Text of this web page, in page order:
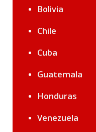
Bolivia
Chile
Cuba
Guatemala
Honduras
Venezuela